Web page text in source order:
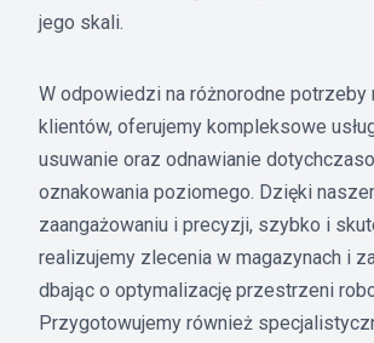
jego skali.
W odpowiedzi na różnorodne potrzeby
klientów, oferujemy kompleksowe
usuwanie oraz odnawianie
oznakowania poziomego. Dzięki
zaangażowaniu i precyzji, szybko i
realizujemy zlecenia w magazynach i
dbając o optymalizację przestrzeni
Przygotowujemy również